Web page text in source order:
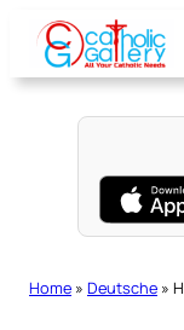
content
Home » Deutsche »